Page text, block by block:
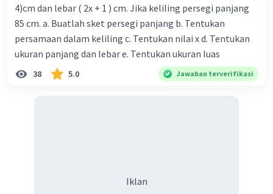
4)cm dan lebar ( 2x + 1 ) cm. Jika keliling persegi panjang
85 cm. a. Buatlah sket persegi panjang b. Tentukan
persamaan dalam keliling c. Tentukan nilai x d. Tentukan
ukuran panjang dan lebar e. Tentukan ukuran luas
38 5.0 Jawaban terverifikasi
Iklan